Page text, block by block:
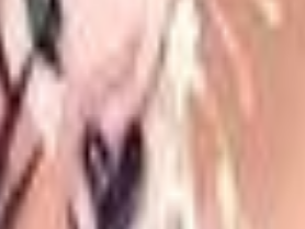
Refresh
Rankou Club